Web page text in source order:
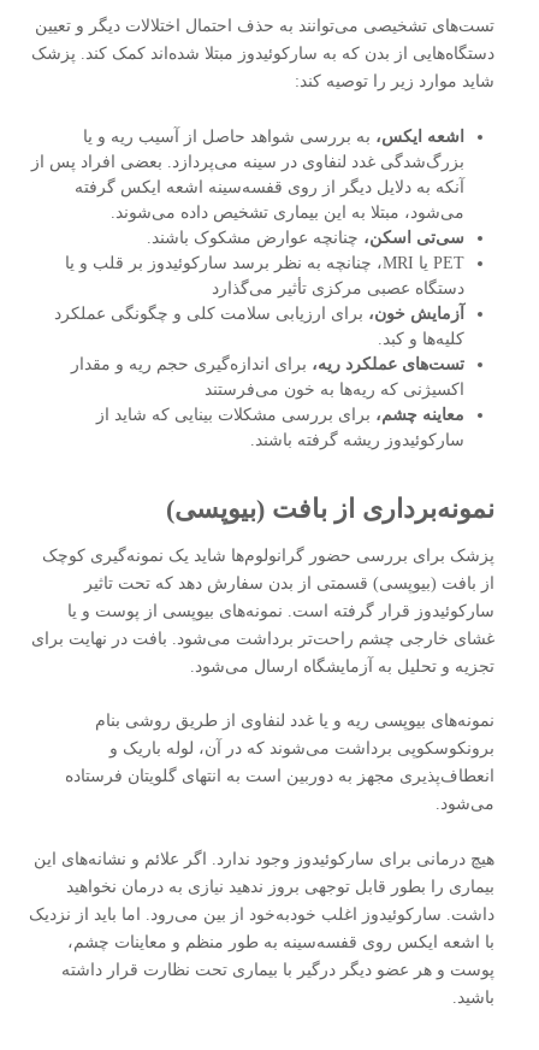
تست‌های تشخیصی می‌توانند به حذف احتمال اختلالات دیگر و تعیین
دستگاه‌هایی از بدن که به سارکوئیدوز مبتلا شده‌اند کمک کند. پزشک
شاید موارد زیر را توصیه کند:
اشعه ایکس، به بررسی شواهد حاصل از آسیب ریه و یا
بزرگ‌شدگی غدد لنفاوی در سینه می‌پردازد. بعضی افراد پس از
آنکه به دلایل دیگر از روی قفسه‌سینه اشعه ایکس گرفته
می‌شود، مبتلا به این بیماری تشخیص داده می‌شوند.
سی‌تی اسکن، چنانچه عوارض مشکوک باشند.
PET یا MRI، چنانچه به نظر برسد سارکوئیدوز بر قلب و یا
دستگاه عصبی مرکزی تأثیر می‌گذارد
آزمایش خون، برای ارزیابی سلامت کلی و چگونگی عملکرد
کلیه‌ها و کبد.
تست‌های عملکرد ریه، برای اندازه‌گیری حجم ریه و مقدار
اکسیژنی که ریه‌ها به خون می‌فرستند
معاینه چشم، برای بررسی مشکلات بینایی که شاید از
سارکوئیدوز ریشه گرفته باشند.
نمونه‌برداری از بافت (بیوپسی)
پزشک برای بررسی حضور گرانولوم‌ها شاید یک نمونه‌گیری کوچک
از بافت (بیوپسی) قسمتی از بدن سفارش دهد که تحت تاثیر
سارکوئیدوز قرار گرفته است. نمونه‌های بیوپسی از پوست و یا
غشای خارجی چشم راحت‌تر برداشت می‌شود. بافت در نهایت برای
تجزیه و تحلیل به آزمایشگاه ارسال می‌شود.
نمونه‌های بیوپسی ریه و یا غدد لنفاوی از طریق روشی بنام
برونکوسکوپی برداشت می‌شوند که در آن، لوله باریک و
انعطاف‌پذیری مجهز به دوربین است به انتهای گلویتان فرستاده
می‌شود.
هیچ درمانی برای سارکوئیدوز وجود ندارد. اگر علائم و نشانه‌های این
بیماری را بطور قابل توجهی بروز ندهید نیازی به درمان نخواهید
داشت. سارکوئیدوز اغلب خودبه‌خود از بین می‌رود. اما باید از نزدیک
با اشعه ایکس روی قفسه‌سینه به طور منظم و معاینات چشم،
پوست و هر عضو دیگر درگیر با بیماری تحت نظارت قرار داشته
باشید.